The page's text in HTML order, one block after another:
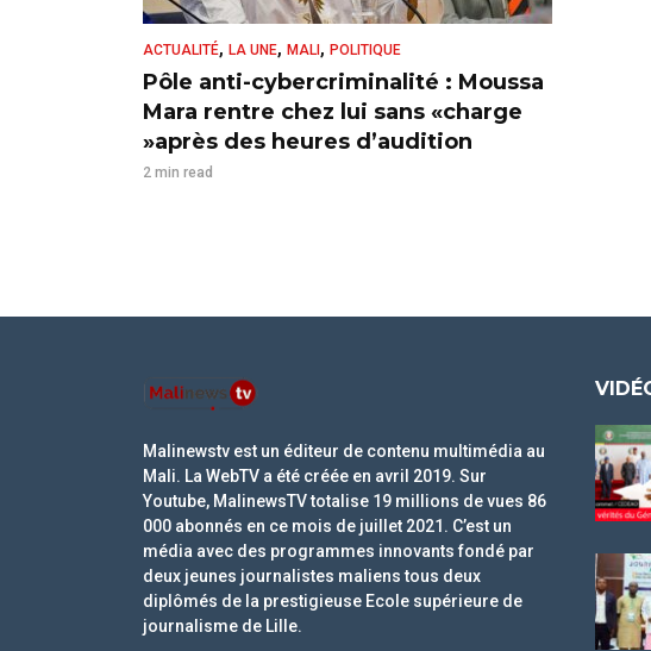
ACTUALITÉ, LA UNE, MALI , POLITIQUE
Pôle anti-cybercriminalité : Moussa
Mara rentre chez lui sans «charge
»après des heures d’audition
2 min read
Malinewstv est un éditeur de contenu multimédia au
Mali. La WebTV a été créée en avril 2019. Sur
Youtube, MalinewsTV totalise 19 millions de vues 86
000 abonnés en ce mois de juillet 2021. C’est un
média avec des programmes innovants fondé par
deux jeunes journalistes maliens tous deux
diplômés de la prestigieuse Ecole supérieure de
journalisme de Lille.